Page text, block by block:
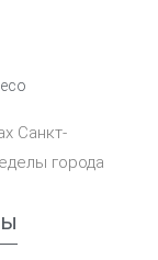
Санкт-
города